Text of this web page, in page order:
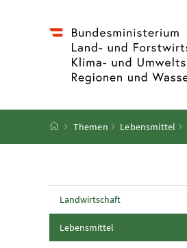
Startseite
Themen Lebensmittel
Landwirtschaft
Lebensmittel(aktuelle Seite)